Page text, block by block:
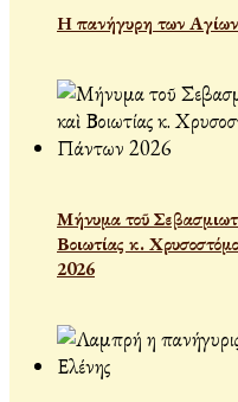
Η πανήγυρη των
Μήνυμα τοῦ
Βοιωτίας κ.
2026